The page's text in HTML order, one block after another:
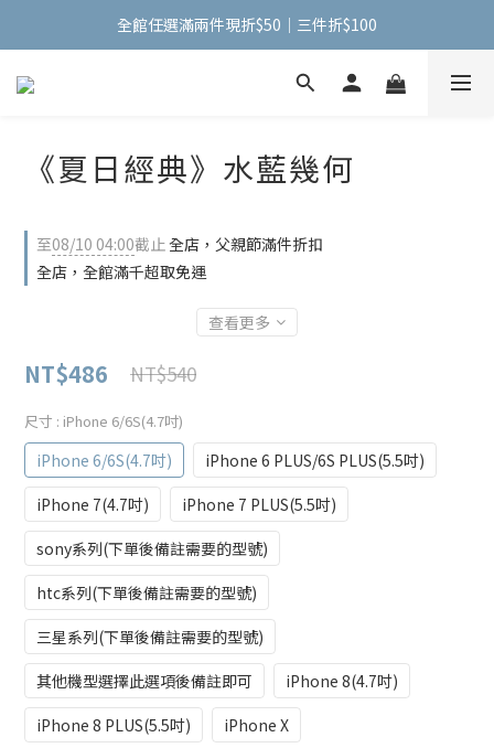
全館任選滿兩件現折$50｜三件折$100
全館任選滿兩件現折$50｜三件折$100
手機包加購【掛式零錢包】只要$1元
《夏日經典》水藍幾何
至08/10 04:00截止全店，父親節滿件折扣
全店，全館滿千超取免運
查看更多
NT$486 NT$540
尺寸 : iPhone 6/6S(4.7吋)
iPhone 6/6S(4.7吋)
iPhone 6 PLUS/6S PLUS(5.5吋)
iPhone 7(4.7吋)
iPhone 7 PLUS(5.5吋)
sony系列(下單後備註需要的型號)
htc系列(下單後備註需要的型號)
三星系列(下單後備註需要的型號)
其他機型選擇此選項後備註即可
iPhone 8(4.7吋)
iPhone 8 PLUS(5.5吋)
iPhone X